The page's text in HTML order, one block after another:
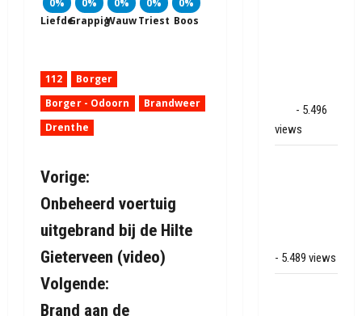
0%
Liefde
0%
Grappig
0%
Wauw
0%
Triest
0%
Boos
112
Borger
Borger - Odoorn
Brandweer
Drenthe
B
e
r
i
Vorige:
Onbeheerd voertuig
uitgebrand bij de Hilte
Gieterveen (video)
Volgende:
Brand aan de
- 5.496
views
- 5.489 views